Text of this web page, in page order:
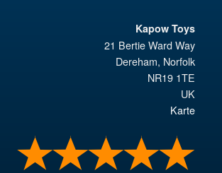
Kapow Toys
21 Bertie Ward Way
Dereham, Norfolk
NR19 1TE
UK
Karte